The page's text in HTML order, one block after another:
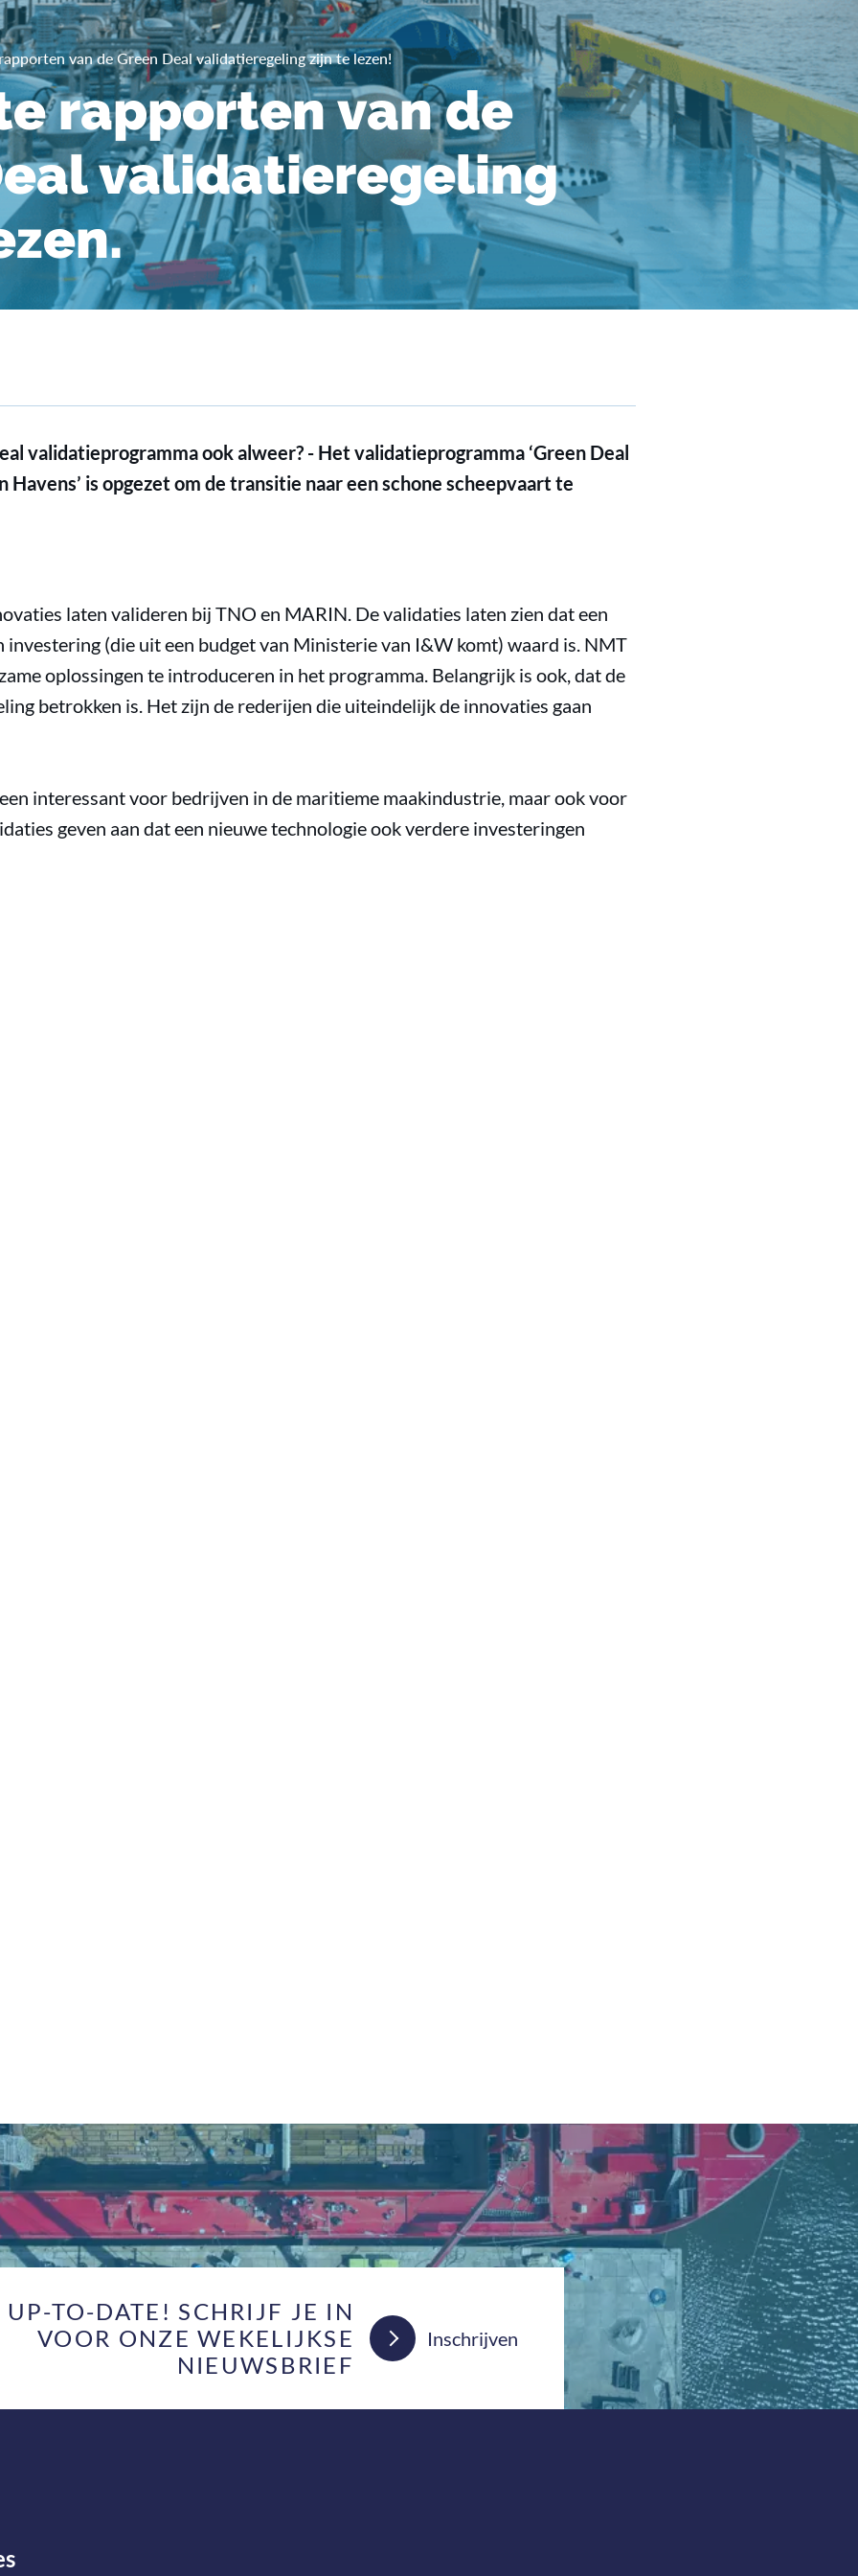
van de Green Deal validatieregeling zijn te lezen!
rapporten van de
validatieregeling
validatieprogramma ook alweer? - Het validatieprogramma ‘Green Deal
is opgezet om de transitie naar een schone scheepvaart te
laten valideren bij TNO en MARIN. De validaties laten zien dat een
investering (die uit een budget van Ministerie van I&W komt) waard is. NMT
oplossingen te introduceren in het programma. Belangrijk is ook, dat de
betrokken is. Het zijn de rederijen die uiteindelijk de innovaties gaan
interessant voor bedrijven in de maritieme maakindustrie, maar ook voor
geven aan dat een nieuwe technologie ook verdere investeringen
UP-TO-DATE! SCHRIJF JE IN
VOOR ONZE WEKELIJKSE
NIEUWSBRIEF
Inschrijven